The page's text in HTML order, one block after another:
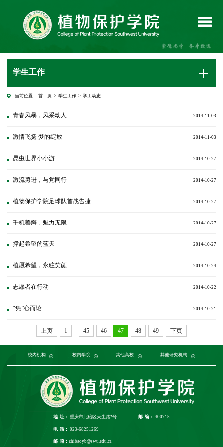
学生工作
当前位置： 首 页 >学生工作 >学工动态
2014-11-03
青春风暴，风采动人
2014-11-03
激情飞扬 梦的绽放
2014-10-27
昆虫世界小小游
2014-10-27
激流勇进，与党同行
2014-10-27
植物保护学院足球队首战告捷
2014-10-27
千机善辩，魅力无限
2014-10-27
撑起希望的蓝天
2014-10-24
植愿希望，永驻笑颜
2014-10-22
志愿者在行动
2014-10-21
“凭”心而论
上页 1 ... 45 46 47 48 49 下页
校内机构
党委组织部 党委宣传部 发展规划与学科建设部 人力资源部 本科生院 研究生院 科学技术发展研究院
校内学院
农学与生物科技学院 园艺园林学院 生命科学学院 生物技术学院 资源环境学院
其他高校
中国农业大学 浙江大学 西北农林科技大学 南京农业大学 华中农业大学 华南农业大学 山西农业大学
其他研究机构
中国农业科学院植物保护研究所 中国科学院植物研究所 中国科学院 中国农业科学院 重庆市农业科学院
地 址： 重庆市北碚区天生路2号 邮 编： 400715
电 话： 023-68251269
邮 箱：zhibaoyb@swu.edu.cn